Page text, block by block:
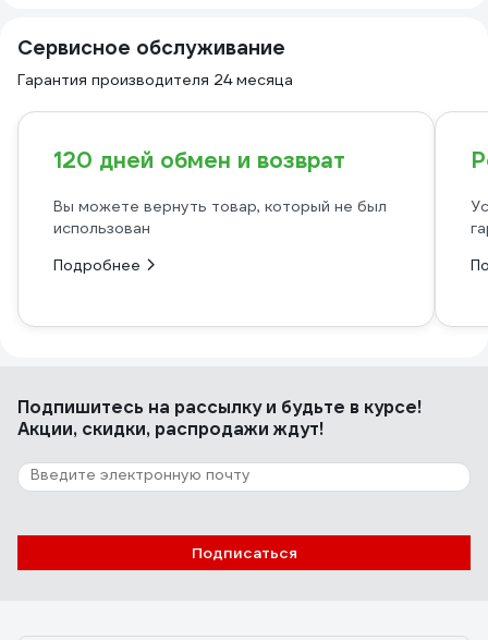
Сервисное обслуживание
Гарантия производителя 24 месяца
120 дней обмен и возврат
Вы можете вернуть товар, который не был
использован
Подробнее
Подпишитесь на рассылкуи будьте в курсе!
Акции, скидки, распродажи ждут!
Подписаться